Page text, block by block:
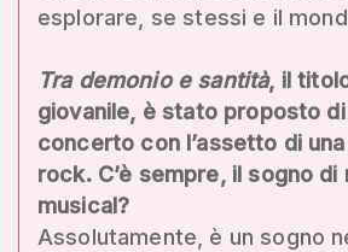
esplorare, se stessi e il
Tra demonio e santità, il
giovanile, è stato proposto
concerto con l’assetto di
rock. C’è sempre, il sogno di
musical?
Assolutamente, è un sogno